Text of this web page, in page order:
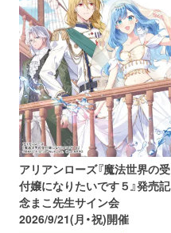
アリアンローズ『魔法世界の受
付嬢になりたいです５』発売記
念まこ先生サイン会
2026/9/21(月・祝)開催